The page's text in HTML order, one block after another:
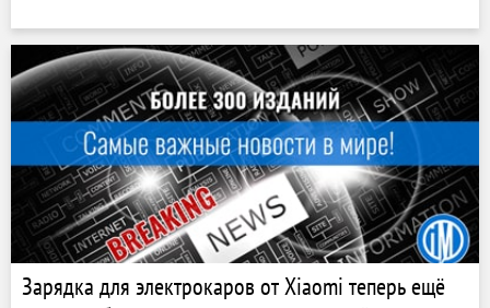
Зарядка для электрокаров от Xiaomi теперь ещё